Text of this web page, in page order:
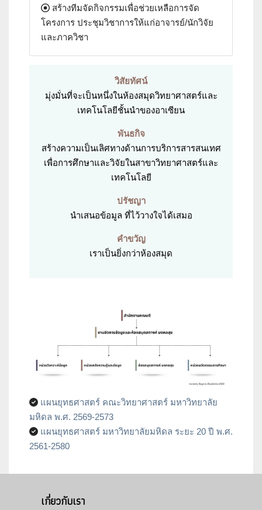
สร้างทีมจัดกิจกรรมเพื่อช่วยเหลือการจัด
โครงการ ประชุมวิชาการให้แก่อาจารย์/นักวิจัย
และภาควิชา
วิสัยทัศน์
มุ่งมั่นที่จะเป็นหนึ่งในห้องสมุดวิทยาศาสตร์และ
เทคโนโลยีชั้นนำของอาเซียน
พันธกิจ
สร้างความเป็นเลิศทางด้านการบริการสารสนเทศ
เพื่อการศึกษาและวิจัยในสาขาวิทยาศาสตร์และ
เทคโนโลยี
ปรัชญา
นำเสนอข้อมูล ที่ไว้วางใจได้เสมอ
คำขวัญ
เราเป็นยิ่งกว่าห้องสมุด
แผนยุทธศาสตร์ คณะวิทยาศาสตร์ มหาวิทยาลัย
มหิดล พ.ศ. 2569-2573
แผนยุทธศาสตร์ มหาวิทยาลัยมหิดล ระยะ 20 ปี พ.ศ.
2561-2580
เกี่ยวกับเรา